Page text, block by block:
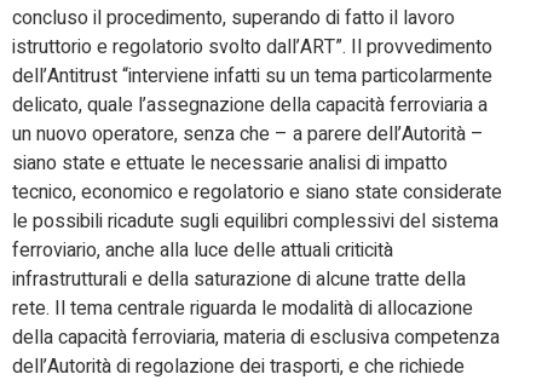
concluso il procedimento, superando di fatto il lavoro
istruttorio e regolatorio svolto dall’ART”. Il provvedimento
dell’Antitrust “interviene infatti su un tema particolarmente
delicato, quale l’assegnazione della capacità ferroviaria a
un nuovo operatore, senza che – a parere dell’Autorità –
siano state e ettuate le necessarie analisi di impatto
tecnico, economico e regolatorio e siano state considerate
le possibili ricadute sugli equilibri complessivi del sistema
ferroviario, anche alla luce delle attuali criticità
infrastrutturali e della saturazione di alcune tratte della
rete. Il tema centrale riguarda le modalità di allocazione
della capacità ferroviaria, materia di esclusiva competenza
dell’Autorità di regolazione dei trasporti, e che richiede